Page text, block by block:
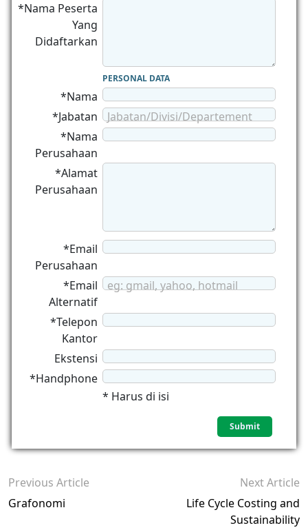
*Nama Peserta
Yang
Didaftarkan
PERSONAL DATA
*Nama
*Jabatan
Jabatan/Divisi/Departement
*Nama
Perusahaan
*Alamat
Perusahaan
*Email
Perusahaan
*Email
Alternatif
eg: gmail, yahoo, hotmail
*Telepon
Kantor
Ekstensi
*Handphone
* Harus di isi
Previous Article
Grafonomi
Next Article
Life Cycle Costing and
Sustainability